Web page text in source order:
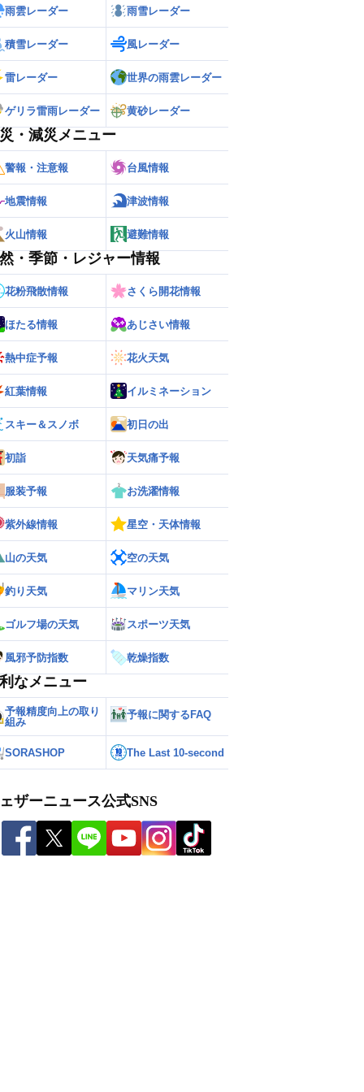
雨雲レーダー 雨雪レーダー
積雪レーダー 風レーダー
雷レーダー 世界の雨雲レーダー
ゲリラ雷雨レーダー 黄砂レーダー
・減災メニュー
警報・注意報 台風情報
地震情報 津波情報
火山情報 避難情報
・季節・レジャー情報
花粉飛散情報 さくら開花情報
ほたる情報 あじさい情報
熱中症予報 花火天気
紅葉情報 イルミネーション
スキー＆スノボ 初日の出
初詣 天気痛予報
服装予報 お洗濯情報
紫外線情報 星空・天体情報
山の天気 空の天気
釣り天気 マリン天気
ゴルフ場の天気 スポーツ天気
風邪予防指数 乾燥指数
なメニュー
予報精度向上の取り
組み
予報に関するFAQ
SORASHOP The Last 10-second
ザーニュース公式SNS